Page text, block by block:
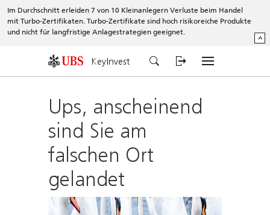
Im Durchschnitt erleiden 7 von 10 Kleinanlegern Verluste beim Handel
mit Turbo-Zertifikaten. Turbo-Zertifikate sind hoch risikoreiche Produkte
und nicht für langfristige Anlagestrategien geeignet.
^
KeyInvest
Ups, anscheinend
sind Sie am
falschen Ort
gelandet